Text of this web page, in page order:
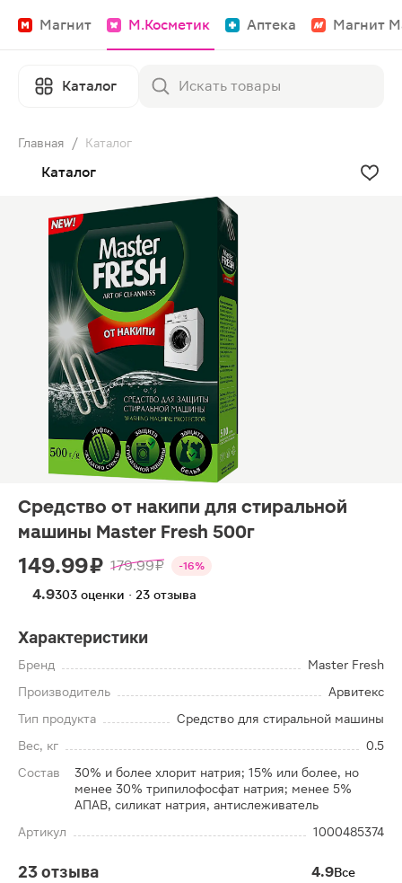
Магнит М.Косметик Аптека Магнит
Каталог
Главная / Каталог
Каталог
Средство от накипи для стиральной
машины Master Fresh 500г
149.99 ₽ 179.99 ₽ -16%
4.9303 оценки · 23 отзыва
Характеристики
Бренд
Master Fresh
Производитель
Арвитекс
Тип продукта
Средство для стиральной машины
Вес, кг
0.5
Состав
30% и более хлорит натрия; 15% или более, но
менее 30% трипилофосфат натрия; менее 5%
АПАВ, силикат натрия, антислеживатель
Артикул
1000485374
23 отзыва 4.9Все